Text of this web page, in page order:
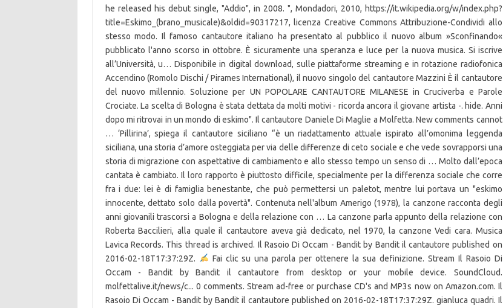
he released his debut single, "Addio", in 2008. ", Mondadori, 2010, https://it.wikipedia.org/w/index.php?
title=Eskimo_(brano_musicale)&oldid=90317217, licenza Creative Commons Attribuzione-Condividi allo
stesso modo. Il famoso cantautore italiano ha presentato al pubblico il nuovo album »Sconfinando«
pubblicato l'anno scorso in ottobre. È sicuramente una speranza e luce per la nuova musica. Si iscrive
all’Università, u… Disponibile in digital download, sulle piattaforme streaming e in rotazione radiofonica
Accendino (Romolo Dischi / Pirames International), il nuovo singolo del cantautore Mazzini È il cantautore
del nuovo millennio. Soluzione per UN POPOLARE CANTAUTORE MILANESE in Cruciverba e Parole
Crociate. La scelta di Bologna è stata dettata da molti motivi - ricorda ancora il giovane artista -. hide. Anni
dopo mi ritrovai in un mondo di eskimo". Il cantautore Daniele Di Maglie a Molfetta. New comments cannot
… ‘Pillirina’, spiega il cantautore siciliano “è un riadattamento attuale ispirato all’omonima leggenda
siciliana, una storia d’amore osteggiata per via delle differenze di ceto sociale e che vede sovrapporsi una
storia di migrazione con aspettative di cambiamento e allo stesso tempo un senso di … Molto dall’epoca
cantata è cambiato. Il loro rapporto è piuttosto difficile, specialmente per la differenza sociale che corre
fra i due: lei è di famiglia benestante, che può permettersi un paletot, mentre lui portava un "eskimo
innocente, dettato solo dalla povertà". Contenuta nell'album Amerigo (1978), la canzone racconta degli
anni giovanili trascorsi a Bologna e della relazione con … La canzone parla appunto della relazione con
Roberta Baccilieri, alla quale il cantautore aveva già dedicato, nel 1970, la canzone Vedi cara. Musica
Lavica Records. This thread is archived. Il Rasoio Di Occam - Bandit by Bandit il cantautore published on
2016-02-18T17:37:29Z.
Fai clic su una parola per ottenere la sua definizione. Stream Il Rasoio Di Occam - Bandit by Bandit il cantautore from desktop or your mobile device. SoundCloud. molfettalive.it/news/c... 0 comments. Stream ad-free or purchase CD's and MP3s now on Amazon.com. Il Rasoio Di Occam - Bandit by Bandit il cantautore published on 2016-02-18T17:37:29Z. gianluca quadri. Il cantautore di Eskimo Il cantautore di Eskimo – Cruciverba. Lui si uccise. Nato a Capriano di Briosco, aveva collaborato con Nanni Svampa, Moni Ovadia e i … Guccini frequenta l’Istituto magistrale a Modena negli anni ’50 ed è nel 1957 che inizia a suonare la chitarra, sull’onda dell’avvento in Italia del rock’n’roll,e a scrivere le prime canzoni. Il cantautore Daniele Di Maglie a Molfetta. Posted by 2 years ago. Opera tutelata su patamu.com con numero registro 37144 e rilasciata con licenza . Masiamovne Lajvardisdze. molfettalive.it/news/c... 0 comments. "Questo sito utilizza cookie tecnici e di profilazione, anche di terze parti, per gestire alcune funzionalit\u00e0 tecniche e per inviarti messaggi promozionali personalizzati.\r\n\r\n----\r\n\r\nChiudendo questo banner o cliccando il tasto \u201cchiudi\u201d acconsenti all\u2019uso dei cookie. Su Cruciverbiamo trovi queste e altre soluzioni a cruciverba e parole crociate! Soluzioni per la definizione *Il Capossela cantautore* per le parole crociate e altri giochi enigmistici come CodyCross. La scelta di Bologna è stata dettata da molti motivi - ricorda ancora il giovane artista -. SoundCloud. share. F.Guccini, "Non so che viso avesse. RIETI - Tommaso Tozzi, cantautore reatino, rispolvera un lavoro di qualche anno fa donandogli una veste ancora più significativa e un’anima rock. Francesco Guccini cantautore. Eskimo è una canzone del cantautore italiano Francesco Guccini. Madrummer. ", Cocktail con vodka, lime e zucchero di canna, La ricerca di quante volte si è citati in Internet, Gli squattrinati artisti del Quartiere Latino, Le antiche circoscrizioni in cui era divisa la Sardegna, Imprenditori e lavoratori nel linguaggio sindacale, Un quadro formato da personaggi reali in posa, Il gioco da ragazzi schiena contro schiena, Gruppi di astri che hanno direzione comune, Si impiegano in terapie di cure alternative, Si riceve in Russia in cambio di cento copechi, L’elemento d’una colonna classica caratterizzato da due grandi volute laterali, Ampia insenatura tra la Spagna e la Francia, L’autore de Il lutto si addice ad Elettra, Il suo numero indica le velocità supersoniche, Un’area universitaria alla periferia di Milano, Centro sciistico francese ai piedi del Bianco, C’è quella satellitare e anche quella via cavo, Il progressivo deterioramento dell’ambiente naturale, Si fissano ai quattro piedi di sedie e poltrone, La cavità del cuore che riceve il sangue dai polmoni, C’è chi lo chiede quando ordina il cappuccino. Il conformismo e il paletò contro l’incoscienza e l’eskimo. Archived. save. Milano – Alegi si lancia ufficialmente nella scena musicale milanese, senza timore di essere poco “cool” per gli standard della capitale della moda. Il Rasoio Di Occam - Bandit by Bandit il cantautore published on 2016-02-18T17:37:29Z. 1. Soluzioni per la definizione *Il Paolo cantautore di Un gelato al limon* per le parole crociate e altri giochi enigmistici come CodyCross. Milan. Lo dicono le vendite e la classifica UK Top Album Chart: ottanta settimane in elenco e oltre 2 milioni di copie vendute in tutto il mondo. di Domenico Lanciano, dalla rubrica: Lettere a Tito n. 317 (Fonte autorizzata: CostaJonicaWeb.it – news Sicilia e Calabria) – Caro Tito, fra qualche settimana ricorrerà il 14 febbraio, la “Giornata degli innamorati”, la prima al tempo del Covid-19.Una festa non-festa. save. Costava diecimila lire. Il cantautore Daniele Di Maglie a Molfetta. È il cantautore del nuovo millennio. 1. Il giovane cantautore, originario di Vigevano, si è fatto conoscere durante la settimana del festival di Sanremo nel 2018 e durante le audizioni di X factor nel 2019. Sposò un americano. Between 2009 and 2010, he was a contestant in the ninth series of Italian talent show Amici di Maria De Filippi.He decided to leave the competition to avoid an elimination round against his then-girlfriend, dancer Elena D'Amario. Liunel Dominguez. Le risposte per i cruciverba che iniziano con le lettere G, GU. Proprio grazie alle sue cicatrici. Eskimo è una canzone del cantautore italiano Francesco Guccini. [2], Dal testo di questa canzone è tratto il titolo della biografia di Guccini scritta da Massimo Cotto e pubblicata nel 2007 da Giunti Editore.[3]. La rassegna di musica in acustico continua con Pellegatta cantautrice di Modena presenterà il suo progetto di inediti. share. Close. Liunel Dominguez. Il cantautore di Eskimo — Soluzioni per cruciverba e parole crociate. Con il “avevo la rivolta tra le dita”, “Eskimo” diventa ufficialmente un inno generazionale che parla al meglio intrecci di giovinezza con un amore, insieme incosciente e spregiudicato, che vive sullo sfondo del clima grigio di una stagione socio- politica impegnata Musica, gli 80 anni di Francesco Guccini: «Voto Pd, mai stato comunista» Il cantautore di Modena intervistato dal Corriere. Eskimo è una canzone del cantautore italiano Francesco Guccini.. Contenuta nell'album Amerigo (1978), la canzone racconta degli anni giovanili trascorsi a Bologna e della relazione con Roberta, sua prima moglie.. Il testo. Al di là della querelle, sorprende e amareggia vedere un poeta ridotto a macchietta da avanspettacolo, per giunta su commissione. Le linee di frattura vengono riparate con l’oro. Nella realtà del cantautore, però, l’eskimo è la costante che unisce i punti di una storia, quella con la sua prima moglie, Roberta Baccilieri, alla quale aveva già dedicato anni prima Vedi cara (1970), raccontata attraverso i moti rivoluzionari del ’68 (scoppiava finalmente la rivolta), dagli occhi di chi quei movimenti li ricorda con un po’ di fierezza e un po’ di nostalgia. Quasi una autobiografia. Alessandro Canale. Archived. Cookie information is stored in your browser and performs functions such as recognising you when you return to our website and helping our team to understand which sections of the website you find most interesting and useful. New comments cannot … A parte il suo mestiere di cantautore a Pietrangeli le esperienze non mancano davvero: è stato regista televisivo (spesso per Maurizio Costanzo) e cinematografico (cominciò come aiuto di … Tra le migliori soluzioni del cruciverba della definizione “Il cantautore di Eskimo” , abbiamo: (due lettere) fg; Hai trovato la soluzione del cruciverba per la definizione “Il cantautore di Eskimo”. Stream Il Rasoio Di Occam - Bandit by Bandit il cantautore from desktop or your mobile device. Il cantautore #astigiano esce con l'etichetta bolognese Fonoprint. Scomparso all’età di 71 anni, il noto artista brianzolo vinse nel 1980 il premio come “Miglior rivelazione” al Festival di Sanremo con il singolo “Voglio l’erba voglio”. Le risposte per i cruciverba che iniziano con le lettere C, CO. L’Ammazzacaffé: quella domenica di settembre di Francesco Guccini, il cantautore in eskimo. Enrico Nigiotti (born 11 June 1987) is an Italian singer-songwriter. Discorso atavico, che si ripresenta continuamente, con un picco nel 2016, quando l'Accademia svedese ha assegnato il Premio Nobel per la Letteratura al cantautore americano Bob Dylan, lasciando di stucco i puristi, forse anche lo stesso cantautore di Duluth. Il poeta Mario Luzi, parlando di Fabrizio De André, ha scritto che il cantautore, "figura ibrida per definizione, tradizionalmente si distingue dall'interprete di canzoni perché è anche 'drammaturgo' della sua performance; non solo 'attore', non sempre 'regista', ma comunque figura d'artista complessa. Close. Reggio Emilia, il cantautore inizia auspicando mura che difendano le piccole patrie e conclude con un requiem antieuropeista PeppOh Riprese e montaggio a cura di Plancton Project BUONA VISIONE! Il 24 gennaio 2021, l'icona del cantautorato statunitense compie 80 anni. MARKHAM - La pandemia, per un artista, può essere anche fonte d’ispirazione. Con il “avevo la rivolta tra le dita”, “Eskimo” diventa ufficialmente un inno generazionale che parla al meglio intrecci di giovinezza con un amore, insieme incosciente e spregiudicato, che vive sullo sfondo del clima grigio di una stagione socio- politica impegnata. Francesco Guccini nasce a Modena il 14 giugno 1940, ma a causa della guerra trascorre l’infanzia e parte dell’adolescenza nel paese dei nonni paterni, Pàvana, località dell’Appennino pistoiese al confine con il territorio bolognese. Il poeta Mario Luzi, parlando di Fabrizio De André, ha scritto che il cantautore, "figura ibrida per definizione, tradizionalmente si distingue dall'interprete di canzoni perché è anche 'drammaturgo' della sua performance; non solo 'attore', non sempre 'regista', ma … Musica, il cantautore calabrese Raffaele Rubinetto canta “Vita” 12 Gen 2021 Si intitola “Vita” il secondo singolo di Raffaele Rubinetto, musicista calabrese, nato a Rossano Calabro. <3 Annibale feat. È sicuramente una speranza e luce per la nuova musica. Il 14 dicembre spegne 55 candeline Vinicio Capossela, cantautore italiano nato ad Hannover in Germania da genitori di origini irpine nel 1965. Eppure, ho motivo di ritenere che sarà una giornata intensissima di sentimenti, di emozioni e di desideri come non mai. Poche settimane fa Bompiani ha deciso di riaprire il dibattito pubblicando "Canzoni", un canzoniere commentato di Franc… Francesco Guccini (Modena, 14 giugno 1940) è un cantautore, scrittore e attore italiano.. Fra i più rappresentativi e popolari cantautori italiani, il suo debutto ufficiale risale al 1967 con l'LP Folk beat n. 1 (ma già nel 1959 aveva scritto le prime canzoni rock 'n' roll); in una carriera ultraquarantennale ha pubblicato oltre venti album di canzoni. Soluzioni per la definizione *Il Paolo cantautore di Onda su onda* per le par